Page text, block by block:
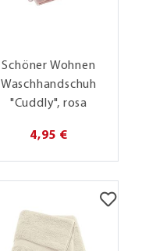
Schöner Wohnen
Waschhandschuh
"Cuddly", rosa
4,95 €